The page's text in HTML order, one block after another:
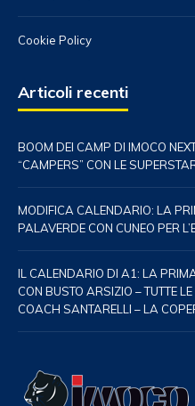
Cookie Policy
Articoli recenti
BOOM DEI CAMP DI IMOCO
“CAMPERS” CON LE
MODIFICA CALENDARIO: LA
PALAVERDE CON CUNEO PER
IL CALENDARIO DI A1: LA
CON BUSTO ARSIZIO – TUTTE
COACH SANTARELLI – LA